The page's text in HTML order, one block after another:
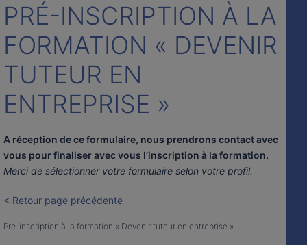
PRÉ-INSCRIPTION À LA
FORMATION « DEVENIR
TUTEUR EN
ENTREPRISE »
A réception de ce formulaire, nous prendrons contact avec
vous pour finaliser avec vous l’inscription à la formation.
Merci de sélectionner votre formulaire selon votre profil.
< Retour page précédente
Pré-inscription à la formation « Devenir tuteur en entreprise »